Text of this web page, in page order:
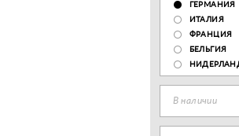
ГЕРМАНИЯ
ИТАЛИЯ
ФРАНЦИЯ
БЕЛЬГИЯ
В наличии